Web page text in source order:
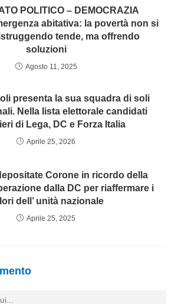
POLITICO – DEMOCRAZIA
abitativa: la povertà non si
tende, ma offrendo
soluzioni
Agosto 11, 2025
presenta la sua squadra di soli
Nella lista elettorale candidati
di Lega, DC e Forza Italia
Aprile 25, 2026
Corone in ricordo della
dalla DC per riaffermare i
dell’ unità nazionale
Aprile 25, 2025